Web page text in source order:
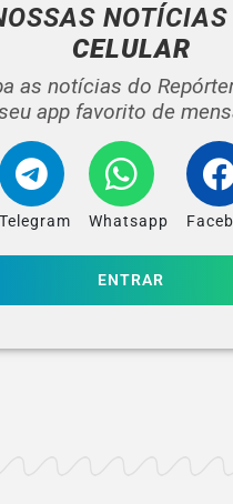
CELULAR
as notícias do
app favorito de
Telegram Whatsapp
ENTRAR